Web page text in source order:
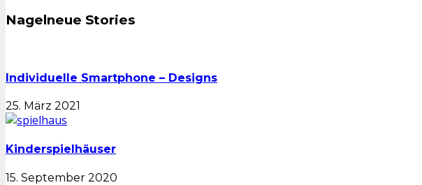
Nagelneue Stories
Individuelle Smartphone – Designs
25. März 2021
Kinderspielhäuser
15. September 2020